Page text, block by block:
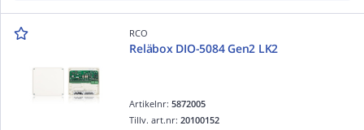
RCO
Reläbox DIO-5084 Gen2 LK2
Artikelnr:5872005
Tillv. art.nr:20100152